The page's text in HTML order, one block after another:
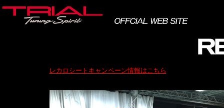
レカロシートキャンペーン情報はこちら